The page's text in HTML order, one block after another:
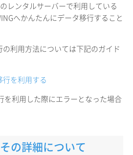
レンタルサーバーで利用している
へかんたんにデータ移行すること
利用方法については下記のガイド
を利用する
を利用した際にエラーとなった場合
の詳細について